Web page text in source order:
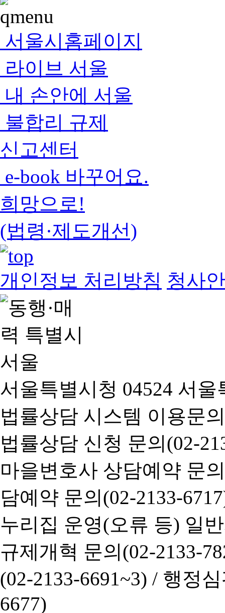
서울시홈페이지
라이브 서울
내 손안에 서울
불합리 규제
신고센터
e-book 바꾸어요.
희망으로!
(법령·제도개선)
개인정보 처리방침 청사
서울특별시청 04524 서
법률상담 시스템 이용문
법률상담 신청 문의(02-
마을변호사 상담예약 문
담예약 문의(02-2133-
누리집 운영(오류 등) 일
규제개혁 문의(02-2133-
(02-2133-6691~3) / 행정심
6677)